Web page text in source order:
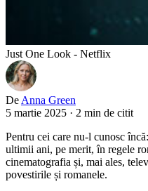
Just One Look - Netflix
De Anna Green
5 martie 2025 · 2 min de citit
Pentru cei care nu-l cunosc încă:
ultimii ani, pe merit, în regele
cinematografia și, mai ales,
povestirile și romanele.